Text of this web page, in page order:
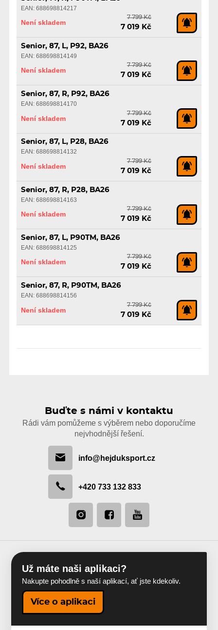
EAN: 688698814217
Není skladem
7 799 Kč
7 019 Kč
Senior, 87, L, P92, BA26
EAN: 688698814149
Není skladem
7 799 Kč
7 019 Kč
Senior, 87, R, P92, BA26
EAN: 688698814170
Není skladem
7 799 Kč
7 019 Kč
Senior, 87, L, P28, BA26
EAN: 688698814132
Není skladem
7 799 Kč
7 019 Kč
Senior, 87, R, P28, BA26
EAN: 688698814163
Není skladem
7 799 Kč
7 019 Kč
Senior, 87, L, P90TM, BA26
EAN: 688698814125
Není skladem
7 799 Kč
7 019 Kč
Senior, 87, R, P90TM, BA26
EAN: 688698814156
Není skladem
7 799 Kč
7 019 Kč
Buďte s námi v kontaktu
Rádi vám pomůžeme s výběrem nebo doporučíme
nejvhodnější řešení.
info@hejduksport.cz
+420 733 132 833
Už máte naši aplikaci?
Nakupte pohodlně s naší aplikací, ať jste kdekoliv.
Více o aplikaci